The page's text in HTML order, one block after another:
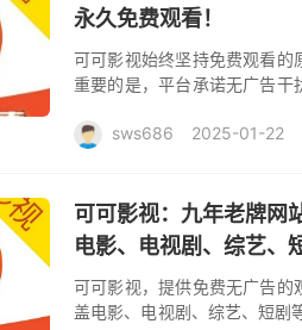
永久免费观看！
可可影视始终坚持免费观看的
重要的是，平台承诺无广告干
齐全，...sws686 2025-01-22
可可影视：九年老牌网
电影、电视剧、综艺、
可可影视，提供免费无广告的
盖电影、电视剧、综艺、短剧